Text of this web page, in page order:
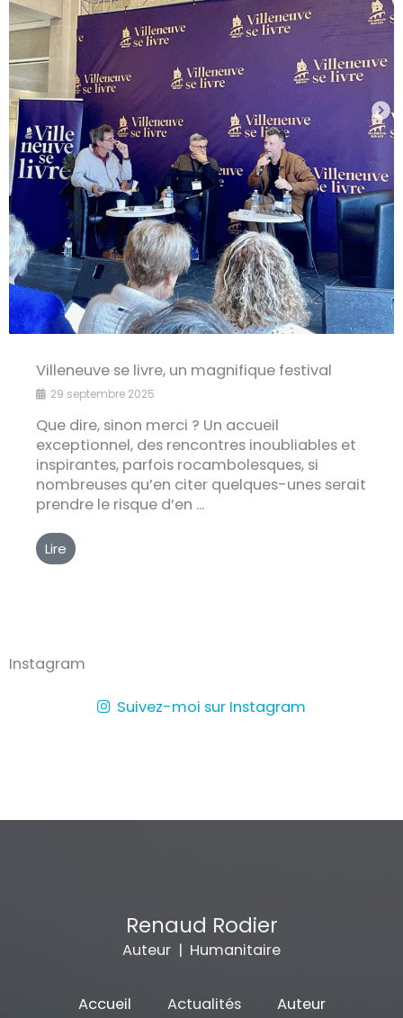
Villeneuve se livre, un magnifique festival
29 septembre 2025
Que dire, sinon merci ? Un accueil
exceptionnel, des rencontres inoubliables et
inspirantes, parfois rocambolesques, si
nombreuses qu’en citer quelques-unes serait
prendre le risque d’en ...
Lire
Instagram
Suivez-moi sur Instagram
Renaud Rodier
Auteur | Humanitaire
Accueil Actualités Auteur